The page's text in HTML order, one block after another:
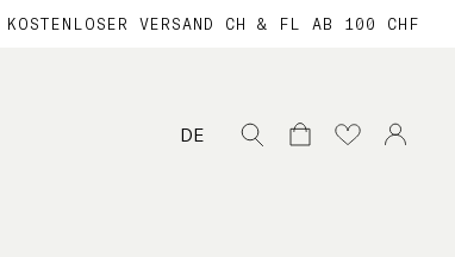
KOSTENLOSER VERSAND CH & FL AB 100 CHF
DE
Suche